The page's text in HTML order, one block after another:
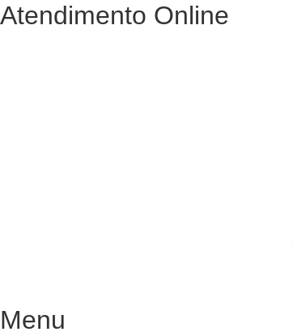
Atendimento Online
Menu